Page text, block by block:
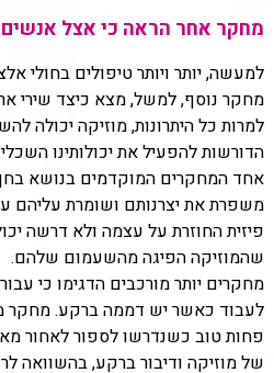
מחקר אחר הראה כי אצל אנשים
למעשה, יותר ויותר טיפולים בחולי
מחקר נוסף, למשל, מצא כיצד שירי
למרות כל היתרונות, מוזיקה יכולה
הדורשות להפעיל את יכולותינו
אחד המחקרים המוקדמים בנושא
משפרת את יצרנותם ושומרת עליהם
פיזית החוזרת על עצמה ולא דרשה
שהמוזיקה הפיגה מהשעמום שלהם.
מחקרים יותר מורכבים הדגימו כי
פחות טוב כשנדרשו לספור לאחור
של מוזיקה ודיבור ברקע, בהשוואה